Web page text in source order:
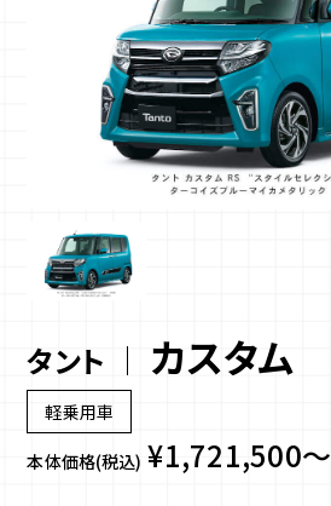
タント カスタム
軽乗用車
本体価格(税込) ¥1,721,500～